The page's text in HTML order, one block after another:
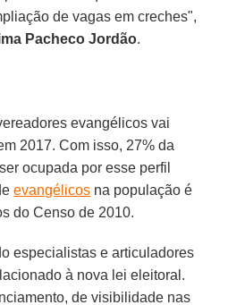
de vagas em creches",
Pacheco Jordão.
evangélicos vai
2017. Com isso, 27% da
ocupada por esse perfil
evangélicos na população é
do Censo de 2010.
especialistas e articuladores
à nova lei eleitoral.
de visibilidade nas